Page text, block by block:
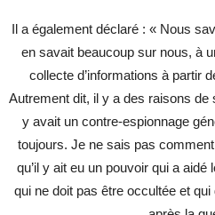
Il a également déclaré : « Nous
en savait beaucoup sur nous, à
collecte d’informations à partir
Autrement dit, il y a des raisons de
y avait un contre-espionnage
toujours. Je ne sais pas
qu’il y ait eu un pouvoir qui a aidé
qui ne doit pas être occultée et qui